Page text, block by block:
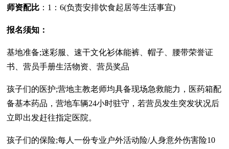
师资配比 ：1：6(负责安排饮食起居等生活事宜)
报名须知：
基地准备;迷彩服、速干文化衫体能裤、帽子、腰带荣誉证
书、营员手册生活物资、营员奖品
孩子们的医护;营地主教老师均具备现场急救能力，医药箱配
备基本药品，营地车辆24小时驻守，若营员发生突发状况后
立即出发赶往指定医院。
孩子们的保险;每人一份专业户外活动险/人身意外伤害险10